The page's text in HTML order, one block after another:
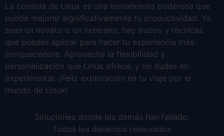
La consola de Linux es una herramienta poderosa que
puede mejorar significativamente tu productividad. Ya
seas un novato o un veterano, hay trucos y técnicas
que puedes aplicar para hacer tu experiencia más
enriquecedora. Aprovecha la flexibilidad y
personalización que Linux ofrece, y no dudes en
experimentar. ¡Feliz exploración en tu viaje por el
mundo de Linux!
Soluciones donde los demás han fallado.
Todos los derechos reservados